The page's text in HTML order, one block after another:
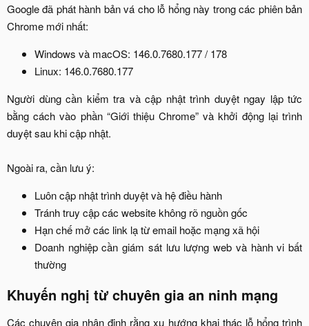
Google đã phát hành bản vá cho lỗ hổng này trong các phiên bản
Chrome mới nhất:​
Windows và macOS: 146.0.7680.177 / 178​
Linux: 146.0.7680.177​
Người dùng cần kiểm tra và cập nhật trình duyệt ngay lập tức
bằng cách vào phần “Giới thiệu Chrome” và khởi động lại trình
duyệt sau khi cập nhật.
Ngoài ra, cần lưu ý:​
Luôn cập nhật trình duyệt và hệ điều hành​
Tránh truy cập các website không rõ nguồn gốc​
Hạn chế mở các link lạ từ email hoặc mạng xã hội​
Doanh nghiệp cần giám sát lưu lượng web và hành vi bất
thường​
Khuyến nghị từ chuyên gia an ninh mạng
Các chuyên gia nhận định rằng xu hướng khai thác lỗ hổng trình